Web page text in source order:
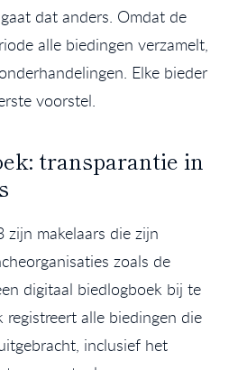
dat anders. Omdat de
alle biedingen verzamelt,
Elke bieder
voorstel.
transparantie in
makelaars die zijn
zoals de
digitaal biedlogboek bij te
alle biedingen die
inclusief het